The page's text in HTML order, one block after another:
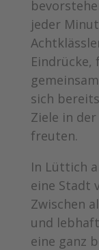
jeder
Eindrücke,
sich
Ziele in der
freuten.
In Lüttich
eine Stadt
Zwischen
und
eine ganz